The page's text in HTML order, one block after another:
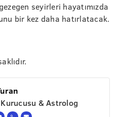
seyirleri hayatımızda
bir kez daha hatırlatacak.
& Astrolog